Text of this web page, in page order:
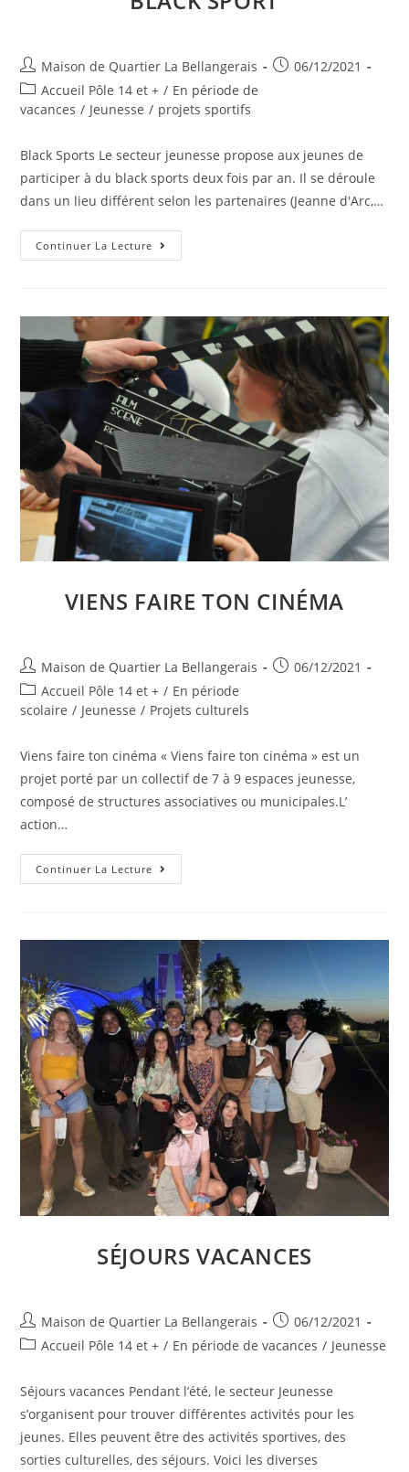
Auteur/autrice
de
la
Maison de Quartier La Bellangerais
Publication
06/12/2021
Post
category:
Accueil Pôle 14 et + / En période de
vacances / Jeunesse / projets sportifs
Black Sports Le secteur jeunesse propose aux jeunes de
participer à du black sports deux fois par an. Il se déroule
dans un lieu différent selon les partenaires (Jeanne d'Arc,…
Continuer La Lecture Black
Sport
VIENS FAIRE TON CINÉMA
Auteur/autrice
de
la
publication :
Maison de Quartier La Bellangerais
Publication
06/12/2021
Post
category:
Accueil Pôle 14 et + / En période
scolaire / Jeunesse / Projets culturels
Viens faire ton cinéma « Viens faire ton cinéma » est un
projet porté par un collectif de 7 à 9 espaces jeunesse,
composé de structures associatives ou municipales.L’
action…
Continuer La Lecture Viens
Faire
SÉJOURS VACANCES
Auteur/autrice
de
Maison de Quartier La Bellangerais
Publication
publiée :
06/12/2021
PostAccueil Pôle 14 et + / En période de vacances / Jeunesse
Séjours vacances Pendant l’été, le secteur Jeunesse
s’organisent pour trouver différentes activités pour les
jeunes. Elles peuvent être des activités sportives, des
sorties culturelles, des séjours. Voici les diverses